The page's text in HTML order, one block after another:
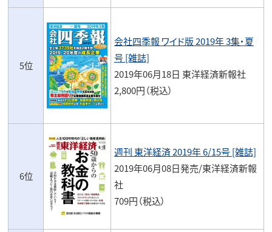
5位
会社四季報 ワイド版 2019年 3集・夏
号 [雑誌]
2019年06月18日 東洋経済新報社
2,800円（税込）
6位
週刊 東洋経済 2019年 6/15号 [雑誌]
2019年06月08日発売/東洋経済新報
社
709円（税込）